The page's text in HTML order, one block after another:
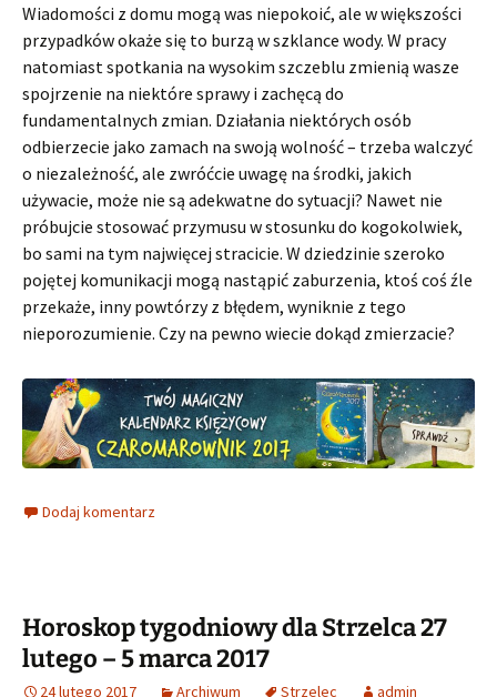
Wiadomości z domu mogą was niepokoić, ale w większości
przypadków okaże się to burzą w szklance wody. W pracy
natomiast spotkania na wysokim szczeblu zmienią wasze
spojrzenie na niektóre sprawy i zachęcą do
fundamentalnych zmian. Działania niektórych osób
odbierzecie jako zamach na swoją wolność – trzeba walczyć
o niezależność, ale zwróćcie uwagę na środki, jakich
używacie, może nie są adekwatne do sytuacji? Nawet nie
próbujcie stosować przymusu w stosunku do kogokolwiek,
bo sami na tym najwięcej stracicie. W dziedzinie szeroko
pojętej komunikacji mogą nastąpić zaburzenia, ktoś coś źle
przekaże, inny powtórzy z błędem, wyniknie z tego
nieporozumienie. Czy na pewno wiecie dokąd zmierzacie?
Dodaj komentarz
Horoskop tygodniowy dla Strzelca 27
lutego – 5 marca 2017
24 lutego 2017 Archiwum Strzelec admin